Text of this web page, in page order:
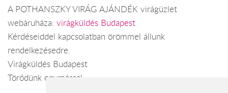
A POTHANSZKY VIRÁG AJÁNDÉK virágüzlet
webáruháza: virágküldés Budapest
Kérdéseiddel kapcsolatban örömmel állunk
rendelkezésedre.
Virágküldés Budapest
Törődünk egymással